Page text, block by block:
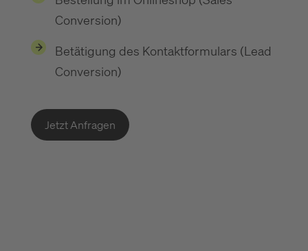
Conversion)
Betätigung des Kontaktformulars (Lead
Conversion)
Jetzt Anfragen